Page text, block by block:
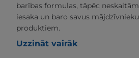
barības formulas, tāpēc
iesaka un baro savus
produktiem.
Uzzināt vairāk